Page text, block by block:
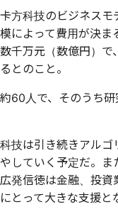
方科技のビジネス
によって費用が決ま
千万元（数億円）で
とのこと。
60人で、そのうち
技は引き続きアル
していく予定だ。ま
発信徳は金融、投
とって大きな支援と